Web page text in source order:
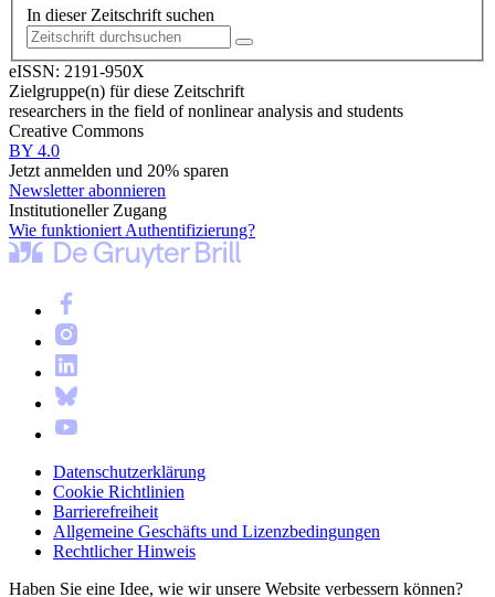
In dieser Zeitschrift suchen
eISSN: 2191-950X
Zielgruppe(n) für diese Zeitschrift
researchers in the field of nonlinear analysis and students
Creative Commons
BY 4.0
Jetzt anmelden und 20% sparen
Newsletter abonnieren
Institutioneller Zugang
Wie funktioniert Authentifizierung?
Datenschutzerklärung
Cookie Richtlinien
Barrierefreiheit
Allgemeine Geschäfts und Lizenzbedingungen
Rechtlicher Hinweis
Haben Sie eine Idee, wie wir unsere Website verbessern können?